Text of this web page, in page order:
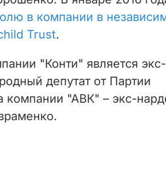
в компании в
Trust.
"Конти" является
депутат от Партии
компании "АВК" – экс-